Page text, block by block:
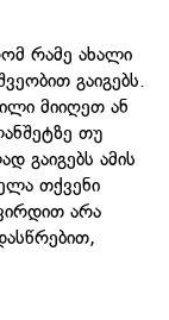
რამე ახალი
გაიგებს.
მიიღეთ ან
თუ
გაიგებს ამის
თქვენი
არა